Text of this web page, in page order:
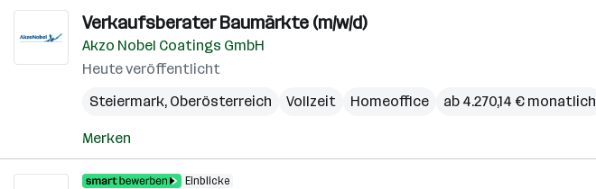
Verkaufsberater Baumärkte (m/w/d)
Akzo Nobel Coatings GmbH
Heute veröffentlicht
Steiermark, Oberösterreich Vollzeit Homeoffice ab 4.270,14 € monatlich
Merken
Einblicke